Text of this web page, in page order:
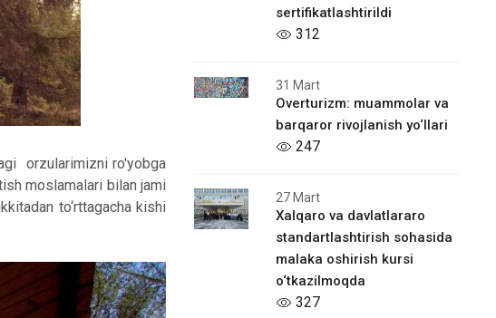
orzularimizni ro'yobga
moslamalari bilan jami
to‘rttagacha kishi
sertifikatlashtirildi
312
31 Mart
Overturizm: muammolar va
barqaror rivojlanish yo‘llari
247
27 Mart
Xalqaro vа davlatlararo
standartlashtirish sohasida
malaka oshirish kursi
o‘tkazilmoqda
327